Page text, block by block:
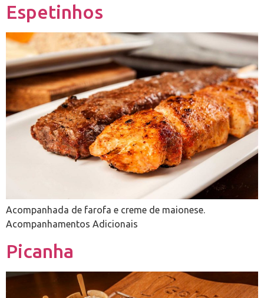
Espetinhos
Acompanhada de farofa e creme de maionese.
Acompanhamentos Adicionais
Picanha